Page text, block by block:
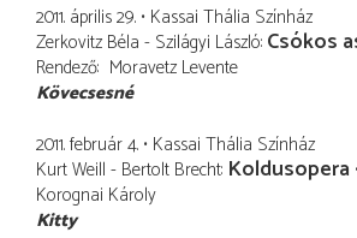
2011. április 29. Kassai Thália Színház
Zerkovitz Béla - Szilágyi László Csókos
Rendező Moravetz Levente
Kövecsesné
2011. február 4. Kassai Thália Színház
Kurt Weill - Bertolt Brecht Koldusopera
Korognai Károly
Kitty